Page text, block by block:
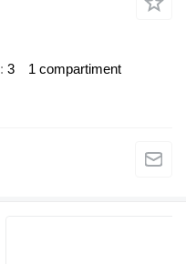
3 1 compartiment